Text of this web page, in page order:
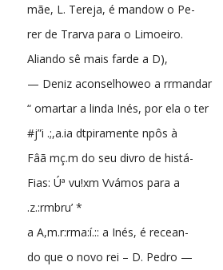
mãe, L. Tereja, é mandow o Pe-
rer de Trarva para o Limoeiro.
Aliando sê mais farde a D),
— Deniz aconselhoweo a rrmandar
“ omartar a linda Inés, por ela o ter
#j”i .;,a.ia dtpiramente npôs à
Fâã mç.m do seu divro de histá-
Fias: Úª vu!xm Vvámos para a
.z.:rmbru’ *
a A,m.r:rma:í.:: a Inés, é recean-
do que o novo rei – D. Pedro —